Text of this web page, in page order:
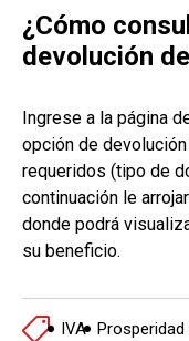
¿Cómo
devolución
Ingrese a la página
opción de
requeridos (tipo de
continuación le
donde podrá
su beneficio.
IVA Prosperidad